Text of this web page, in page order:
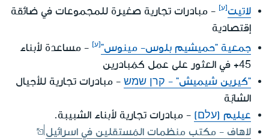
لاتيت
- مبادرات تجارية صغيرة للمجموعات في ضائقة
إقتصادية
جمعية "حميشيم بلوس- مينوس"
- مساعدة لأبناء
45+ في العثور على عمل كمُبادرين
"كيرين شيميش" - קרן שמש - مبادرات تجارية للأجيال
الشابّة
عيليم (עלם) - مبادرات تجارية لأبناء الشبيبة.
لاهاف - مكتب منظمات المُستقلين في اسرائيل